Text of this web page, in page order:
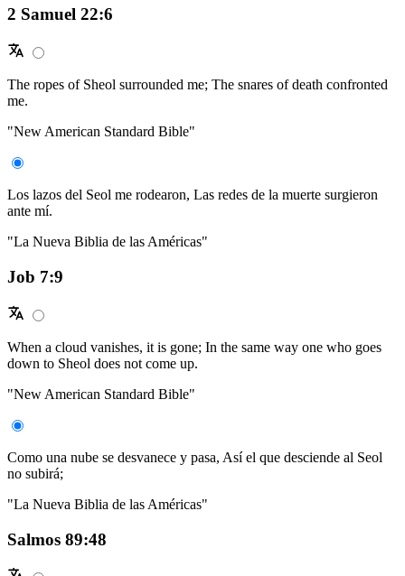
2 Samuel 22:6
The ropes of Sheol surrounded me; The snares of death confronted
me.
"New American Standard Bible"
Los lazos del Seol me rodearon, Las redes de la muerte surgieron
ante mí.
"La Nueva Biblia de las Américas"
Job 7:9
When a cloud vanishes, it is gone; In the same way one who goes
down to Sheol does not come up.
"New American Standard Bible"
Como una nube se desvanece y pasa, Así el que desciende al Seol
no subirá;
"La Nueva Biblia de las Américas"
Salmos 89:48